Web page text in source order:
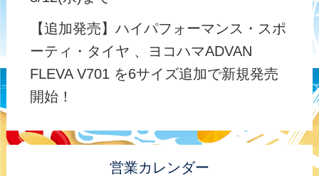
【追加発売】ハイパフォーマンス・スポ
ーティ・タイヤ 、ヨコハマADVAN
FLEVA V701 を6サイズ追加で新規発売
開始！
営業カレンダー